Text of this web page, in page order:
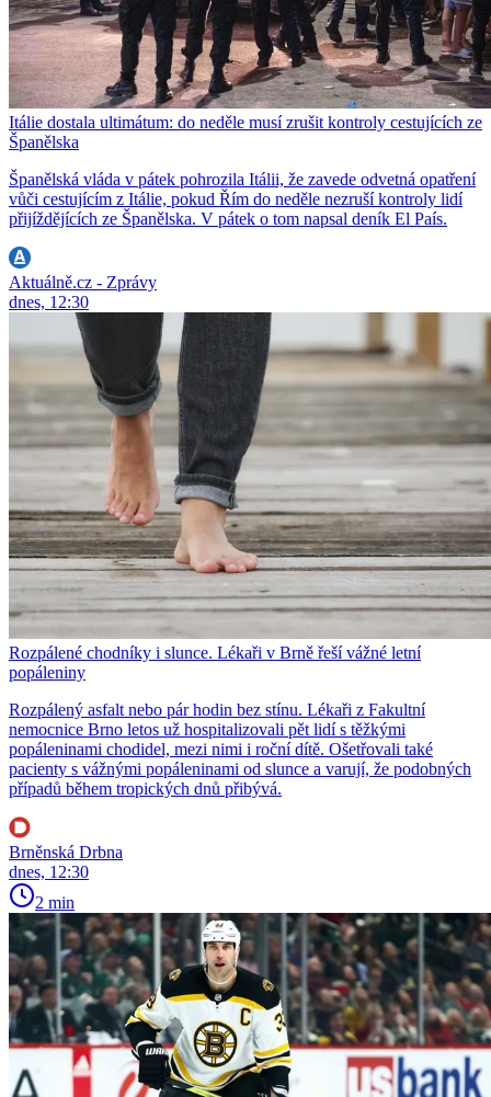
Itálie dostala ultimátum: do neděle musí zrušit kontroly cestujících ze
Španělska
Španělská vláda v pátek pohrozila Itálii, že zavede odvetná opatření
vůči cestujícím z Itálie, pokud Řím do neděle nezruší kontroly lidí
přijíždějících ze Španělska. V pátek o tom napsal deník El País.
Aktuálně.cz - Zprávy
dnes, 12:30
Rozpálené chodníky i slunce. Lékaři v Brně řeší vážné letní
popáleniny
Rozpálený asfalt nebo pár hodin bez stínu. Lékaři z Fakultní
nemocnice Brno letos už hospitalizovali pět lidí s těžkými
popáleninami chodidel, mezi nimi i roční dítě. Ošetřovali také
pacienty s vážnými popáleninami od slunce a varují, že podobných
případů během tropických dnů přibývá.
Brněnská Drbna
dnes, 12:30
2 min